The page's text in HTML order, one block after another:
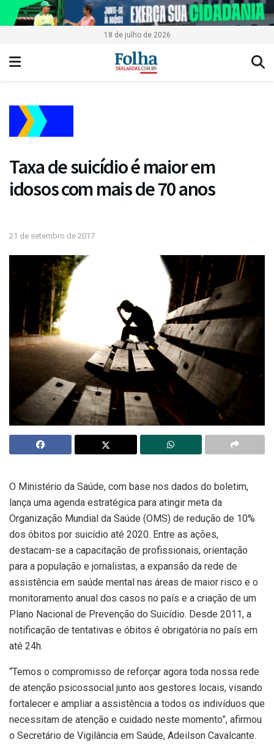
18 de julho de 2026
Taxa de suicídio é maior em
idosos com mais de 70 anos
21 de setembro de 2017
O Ministério da Saúde, com base nos dados do boletim,
lança uma agenda estratégica para atingir meta da
Organização Mundial da Saúde (OMS) de redução de 10%
dos óbitos por suicídio até 2020. Entre as ações,
destacam-se a capacitação de profissionais, orientação
para a população e jornalistas, a expansão da rede de
assistência em saúde mental nas áreas de maior risco e o
monitoramento anual dos casos no país e a criação de um
Plano Nacional de Prevenção do Suicídio. Desde 2011, a
notificação de tentativas e óbitos é obrigatória no país em
até 24h.
“Temos o compromisso de reforçar agora toda nossa rede
de atenção psicossocial junto aos gestores locais, visando
fortalecer e ampliar a assistência a todos os indivíduos que
necessitam de atenção e cuidado neste momento”, afirmou
o Secretário de Vigilância em Saúde, Adeilson Cavalcante.